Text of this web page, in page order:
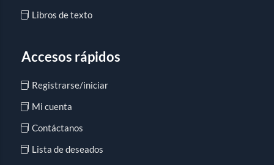
Libros de texto
Accesos rápidos
Registrarse/iniciar
Mi cuenta
Contáctanos
Lista de deseados